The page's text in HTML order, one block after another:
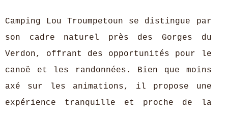
Camping Lou Troumpetoun se distingue par
son cadre naturel près des Gorges du
Verdon, offrant des opportunités pour le
canoë et les randonnées. Bien que moins
axé sur les animations, il propose une
expérience tranquille et proche de la